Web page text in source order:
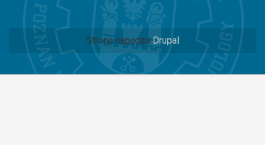
Stronę napędza Drupal